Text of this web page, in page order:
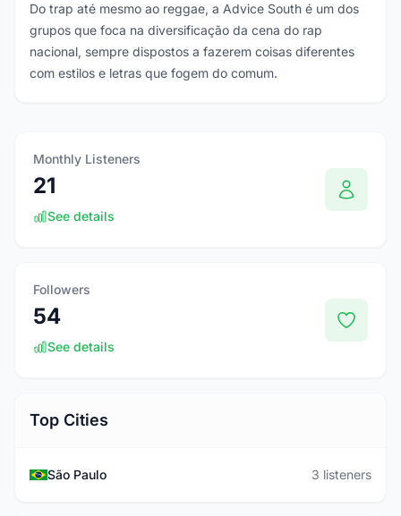
Do trap até mesmo ao reggae, a Advice South é um dos
grupos que foca na diversificação da cena do rap
nacional, sempre dispostos a fazerem coisas diferentes
com estilos e letras que fogem do comum.
Monthly Listeners
21
See details
Followers
54
See details
Top Cities
São Paulo 3 listeners